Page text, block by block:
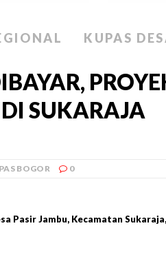
KUPAS
SUKARAJA
BOGOR 0
Pasir Jambu, Kecamatan